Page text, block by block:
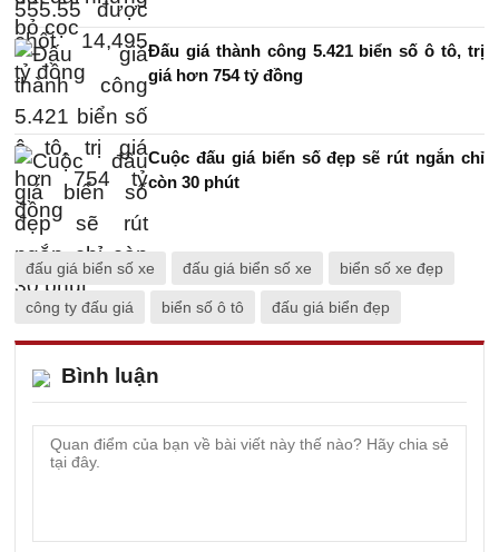
Đấu giá thành công 5.421 biển số ô tô, trị
giá hơn 754 tỷ đồng
Cuộc đấu giá biển số đẹp sẽ rút ngắn chỉ
còn 30 phút
đấu giá biển số xe đấu giá biển số xe biển số xe đẹp
công ty đấu giá biển số ô tô đấu giá biển đẹp
Bình luận